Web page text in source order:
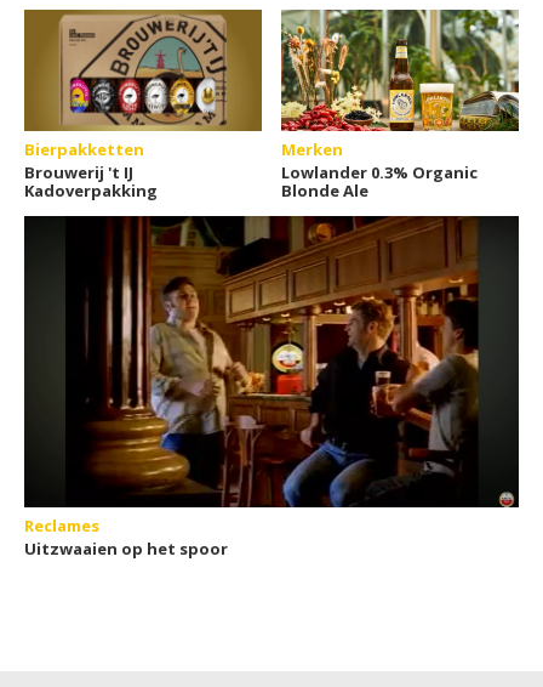
Bierpakketten
Brouwerij 't IJ
Kadoverpakking
Merken
Lowlander 0.3% Organic
Blonde Ale
Reclames
Uitzwaaien op het spoor